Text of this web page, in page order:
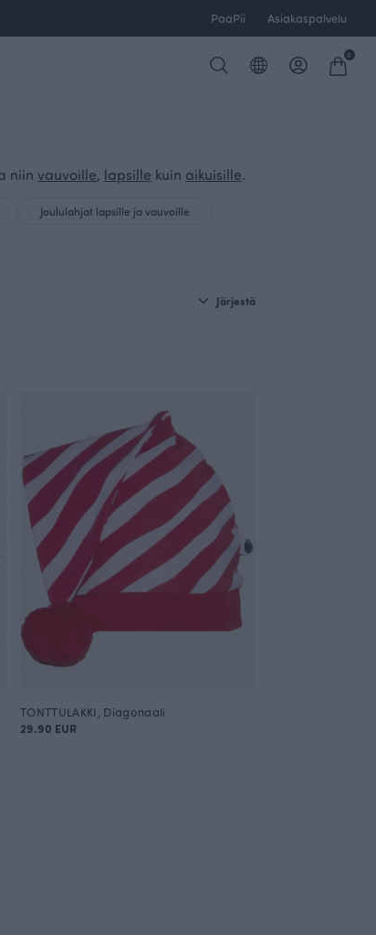
PaaPii Asiakaspalvelu
0
niin vauvoille, lapsille kuin aikuisille.
Joululahjat lapsille ja vauvoille
Järjestä
TONTTULAKKI, Diagonaali
29.90 EUR